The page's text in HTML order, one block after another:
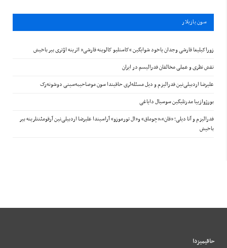
سون يازيلار
زوراکیلیغا قارشی وجدان یاخود شوایگین “کاستلیو کالوینه قارشی” اثرینه اؤتری بیر باخیش
نقش نظری و عملی مخالفان فدرالیسم در ایران
علیرضا اردبیلی‌نین فدرالیزم و دیل مسئله‌لری حاقیندا سون موصاحیبه‌سینی دوشونه‌رک
بورژوازییا مدرنلیگین سوسیال دایاغی
فدرالیزم و آنا دیلی؛ «قان»،«چوماق» و«ال تورموزو» آراسیندا علیرضا اردبیلی‌نین آرقومئنتلرینه بیر
باخیش
حاقيميزدا